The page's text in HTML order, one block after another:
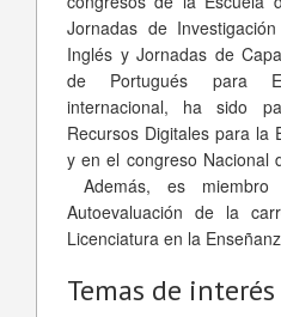
Jornadas de
Inglés y Jornadas de
de Portugués para
internacional, ha sido
Recursos Digitales para la
y en el congreso Nacional
Además, es
Autoevaluación de la
Licenciatura en la
Temas de interés